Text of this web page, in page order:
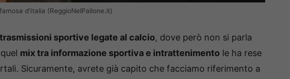
d’Italia (ReggioNelPallone.it)
trasmissioni sportive legate al calcio, dove però non si parla
mix tra informazione sportiva e intrattenimento le ha rese
Sicuramente, avrete già capito che facciamo riferimento a